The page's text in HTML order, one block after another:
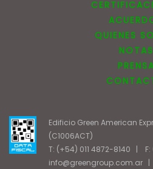
QUIENES
NOTAS
Edificio Green American
(C1006ACT)
T: (+54) 011 4872-8140
|
info@greengroup.com.ar |